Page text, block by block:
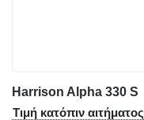
Harrison Alpha 330 S
Τιμή κατόπιν αιτήματος